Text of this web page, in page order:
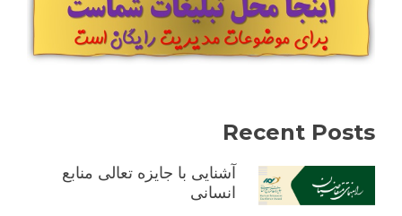
Recent Posts
آشنایی با جایزه تعالی منابع
انسانی